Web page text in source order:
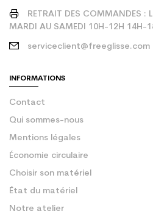
RETRAIT DES COMMANDES :
MARDI AU SAMEDI 10H-12H 14H-
serviceclient@freeglisse.com
INFORMATIONS
Contact
Qui sommes-nous
Mentions légales
Économie circulaire
Choisir son matériel
État du matériel
Notre atelier